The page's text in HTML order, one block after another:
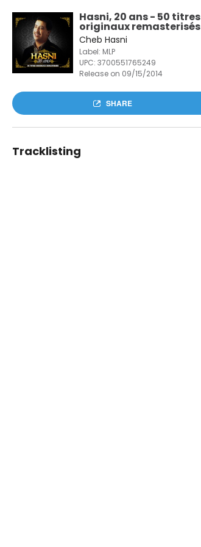
Hasni, 20 ans - 50 titres
originaux remasterisés
Cheb Hasni
Label: MLP
UPC: 3700551765249
Release on 09/15/2014
SHARE
Tracklisting